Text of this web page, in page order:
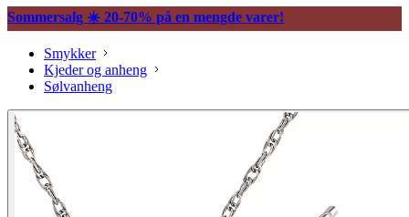
Sommersalg ☀️ 20-70% på en mengde varer!
Smykker
Kjeder og anheng
Sølvanheng